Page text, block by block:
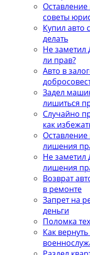
советы
Купил авто
делать
Не заметил
ли прав?
Авто в
Задел
лишиться
Случайно
как
лишения
Не заметил
лишения
Возврат
в ремонте
Запрет на
деньги
Поломка
Как